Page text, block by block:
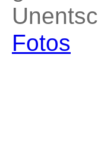
Fotos